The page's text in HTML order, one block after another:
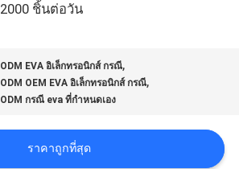
2000 ชิ้นต่อวัน
ODM EVA อิเล็กทรอนิกส์ กรณี,
ODM OEM EVA อิเล็กทรอนิกส์ กรณี,
ODM กรณี eva ที่กำหนดเอง
ราคาถูกที่สุด